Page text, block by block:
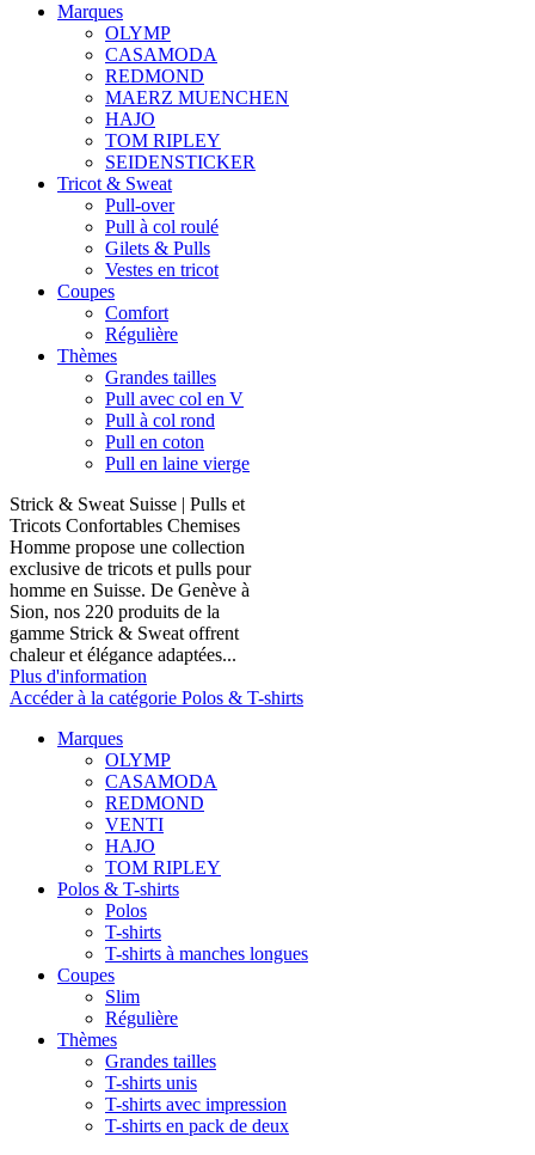
Marques
OLYMP
CASAMODA
REDMOND
MAERZ MUENCHEN
HAJO
TOM RIPLEY
SEIDENSTICKER
Tricot & Sweat
Pull-over
Pull à col roulé
Gilets & Pulls
Vestes en tricot
Coupes
Comfort
Régulière
Thèmes
Grandes tailles
Pull avec col en V
Pull à col rond
Pull en coton
Pull en laine vierge
Strick & Sweat Suisse | Pulls et
Tricots Confortables Chemises
Homme propose une collection
exclusive de tricots et pulls pour
homme en Suisse. De Genève à
Sion, nos 220 produits de la
gamme Strick & Sweat offrent
chaleur et élégance adaptées...
Plus d'information
Accéder à la catégorie Polos & T-shirts
Marques
OLYMP
CASAMODA
REDMOND
VENTI
HAJO
TOM RIPLEY
Polos & T-shirts
Polos
T-shirts
T-shirts à manches longues
Coupes
Slim
Régulière
Thèmes
Grandes tailles
T-shirts unis
T-shirts avec impression
T-shirts en pack de deux